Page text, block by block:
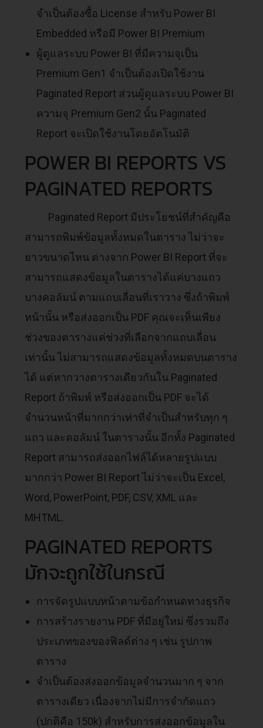
จำเป็นต้องซื้อ License สำหรับ Power BI
Embedded หรือมี Power BI Premium
ผู้ดูแลระบบ Power BI ที่มีความจุเป็น
Premium Gen1 จำเป็นต้องเปิดใช้งาน
Paginated Report ส่วนผู้ดูแลระบบ Power BI
ความจุ Premium Gen2 นั้น Paginated
Report จะเปิดใช้งานโดยอัตโนมัติ
POWER BI REPORTS VS
PAGINATED REPORTS
Paginated Report มีประโยชน์ที่สำคัญคือ
สามารถพิมพ์ข้อมูลทั้งหมดในตาราง ไม่ว่าจะ
ยาวขนาดไหน ต่างจาก Power BI Report ที่จะ
สามารถแสดงข้อมูลในตารางได้แค่บางแถว
บางคอลัมน์ ตามแถบเลื่อนที่เราวาง ซึ่งถ้าพิมพ์
หน้านั้น หรือส่งออกเป็น PDF คุณจะเห็นเพียง
ช่วงของตารางแค่ช่วงที่เลือกจากแถบเลื่อน
เท่านั้น ไม่สามารถแสดงข้อมูลทั้งหมดบนตาราง
ได้ แต่หากวางตารางเดียวกันใน Paginated
Report ถ้าพิมพ์ หรือส่งออกเป็น PDF จะได้
จำนวนหน้าที่มากกว่าเท่าที่จำเป็นสำหรับทุก ๆ
แถว และคอลัมน์ ในตารางนั้น อีกทั้ง Paginated
Report สามารถส่งออกไฟล์ได้หลายรูปแบบ
มากกว่า Power BI Report ไม่ว่าจะเป็น Excel,
Word, PowerPoint, PDF, CSV, XML และ
MHTML.
PAGINATED REPORTS
มักจะถูกใช้ในกรณี
การจัดรูปแบบหน้าตามข้อกำหนดทางธุรกิจ
การสร้างรายงาน PDF ที่มีอยู่ใหม่ ซึ่งรวมถึง
ประเภทของของฟิลด์ต่าง ๆ เช่น รูปภาพ
ตาราง
จำเป็นต้องส่งออกข้อมูลจำนวนมาก ๆ จาก
ตารางเดียว เนื่องจากไม่มีการจำกัดแถว
(ปกติคือ 150k) สำหรับการส่งออกข้อมูลใน